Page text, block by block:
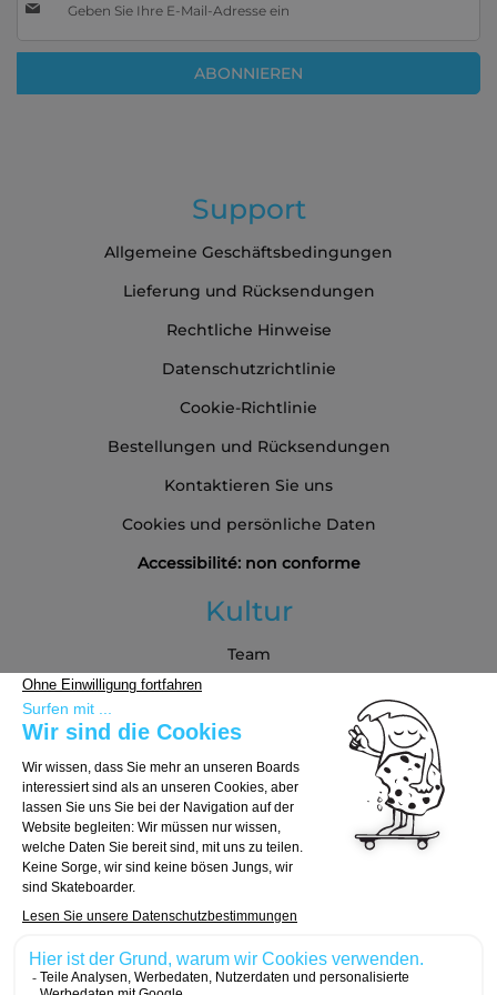
Sie
für
Newsletter
ABONNIEREN
Support
Allgemeine Geschäftsbedingungen
Lieferung und Rücksendungen
Rechtliche Hinweise
Datenschutzrichtlinie
Cookie-Richtlinie
Bestellungen und Rücksendungen
Kontaktieren Sie uns
Cookies und persönliche Daten
Accessibilité: non conforme
Kultur
Team
Partners
Kaufberatung
Board auswählen